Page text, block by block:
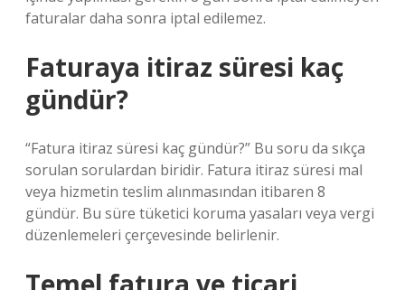
faturalar daha sonra iptal edilemez.
Faturaya itiraz süresi kaç
gündür?
“Fatura itiraz süresi kaç gündür?” Bu soru da sıkça
sorulan sorulardan biridir. Fatura itiraz süresi mal
veya hizmetin teslim alınmasından itibaren 8
gündür. Bu süre tüketici koruma yasaları veya vergi
düzenlemeleri çerçevesinde belirlenir.